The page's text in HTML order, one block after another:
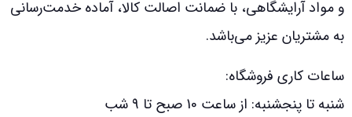
و مواد آرایشگاهی، با ضمانت اصالت کالا، آماده خدمت‌رسانی
به مشتریان عزیز می‌باشد.
ساعات کاری فروشگاه:
شنبه تا پنجشنبه: از ساعت 10 صبح تا 9 شب